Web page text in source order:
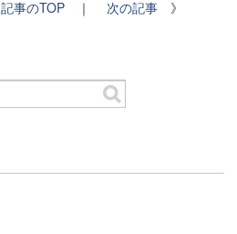
記事のTOP ｜ 次の記事 》